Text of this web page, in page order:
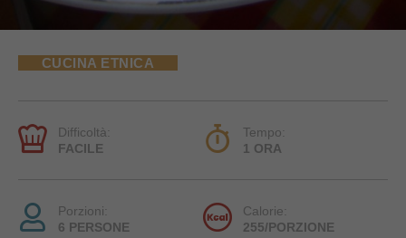
CUCINA ETNICA
Difficoltà:
FACILE
Tempo:
1 ORA
Porzioni:
6 PERSONE
Calorie:
255/PORZIONE